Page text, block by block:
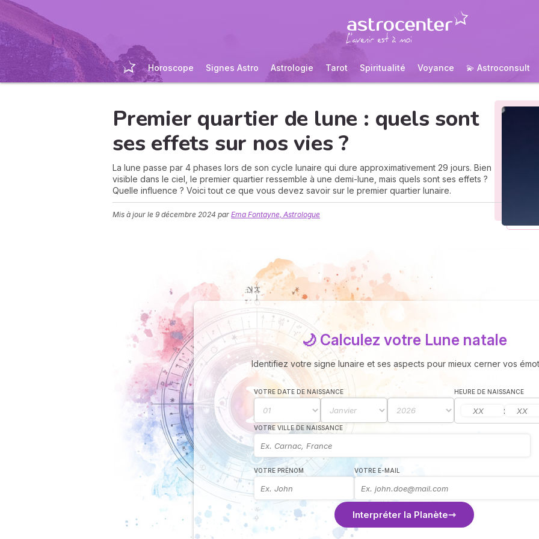
Horoscope Signes Astro Astrologie Tarot Spiritualité Voyance 💫 Astroconsult
Premier quartier de lune : quels sont
ses effets sur nos vies ?
La lune passe par 4 phases lors de son cycle lunaire qui dure approximativement 29 jours. Bien
visible dans le ciel, le premier quartier ressemble à une demi-lune, mais quels sont ses effets ?
Quelle influence ? Voici tout ce que vous devez savoir sur le premier quartier lunaire.
Mis à jour le 9 décembre 2024 par Ema Fontayne, Astrologue
🌙 Calculez votre Lune natale
Identifiez votre signe lunaire et ses aspects pour mieux cerner vos
VOTRE DATE DE NAISSANCE HEURE DE NAISSANCE
:
VOTRE VILLE DE NAISSANCE
VOTRE PRÉNOM VOTRE E-MAIL
Interpréter la Planète